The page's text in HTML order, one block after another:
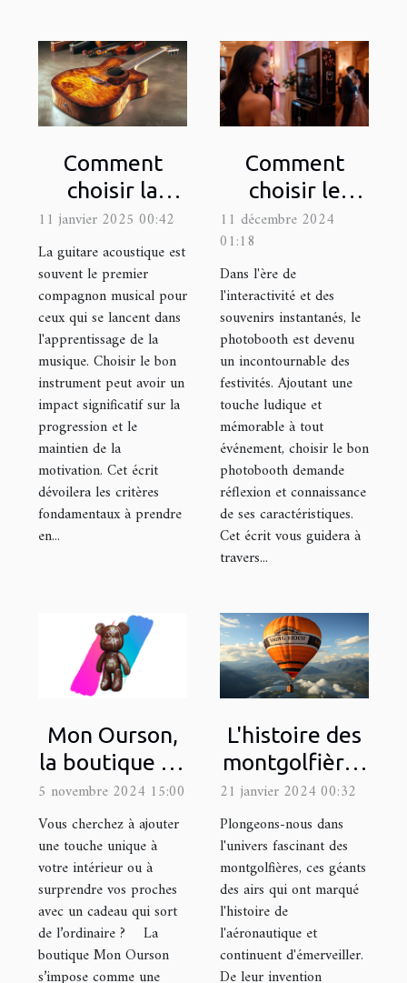
Comment
choisir la
meilleure
guitare
acoustique
pour
débutants
11 janvier 2025 00:42
La guitare acoustique est
souvent le premier
compagnon musical pour
ceux qui se lancent dans
l'apprentissage de la
musique. Choisir le bon
instrument peut avoir un
impact significatif sur la
progression et le
maintien de la
motivation. Cet écrit
dévoilera les critères
fondamentaux à prendre
en...
Comment
choisir le
photobooth
idéal pour
votre
prochain
événement
11 décembre 2024
01:18
Dans l'ère de
l'interactivité et des
souvenirs instantanés, le
photobooth est devenu
un incontournable des
festivités. Ajoutant une
touche ludique et
mémorable à tout
événement, choisir le bon
photobooth demande
réflexion et connaissance
de ses caractéristiques.
Cet écrit vous guidera à
travers...
Mon Ourson,
la boutique en
ligne de
référence
pour décorer
une statue
avec de la
peinture !
5 novembre 2024 15:00
Vous cherchez à ajouter
une touche unique à
votre intérieur ou à
surprendre vos proches
avec un cadeau qui sort
de l’ordinaire ? La
boutique Mon Ourson
s’impose comme une
L'histoire des
montgolfières
et leur
utilisation
moderne dans
la publicité
21 janvier 2024 00:32
Plongeons-nous dans
l'univers fascinant des
montgolfières, ces géants
des airs qui ont marqué
l'histoire de
l'aéronautique et
continuent d'émerveiller.
De leur invention